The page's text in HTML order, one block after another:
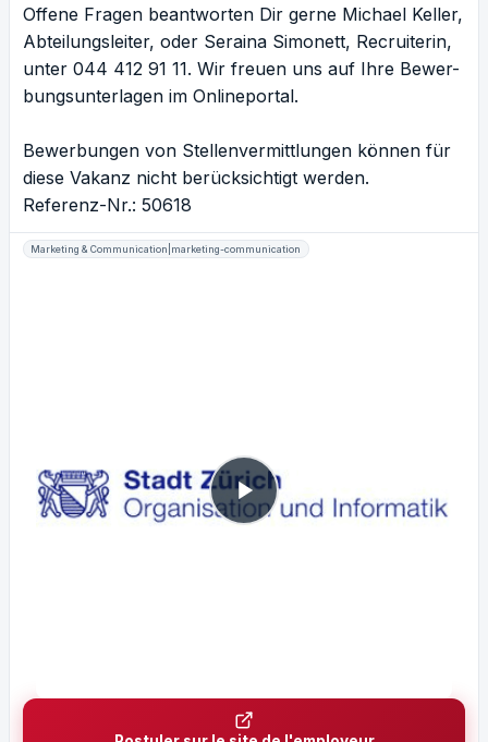
Offene Fragen beantworten Dir gerne Michael Keller,
Abteilungsleiter, oder Seraina Simonett, Recruiterin,
unter 044 412 91 11. Wir freuen uns auf Ihre Bewer-
bungsunterlagen im Onlineportal.
Bewerbungen von Stellenvermittlungen können für
diese Vakanz nicht berücksichtigt werden.
Referenz-Nr.: 50618
Marketing & Communication|marketing-communication